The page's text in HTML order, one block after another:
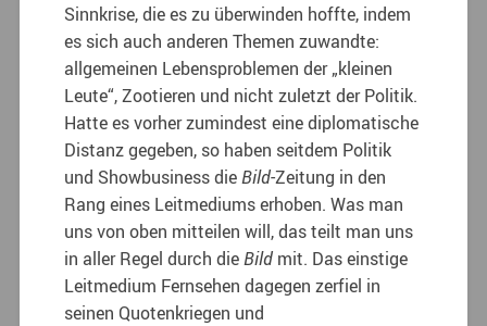
Sinnkrise, die es zu überwinden hoffte, indem
es sich auch anderen Themen zuwandte:
allgemeinen Lebensproblemen der „kleinen
Leute“, Zootieren und nicht zuletzt der Politik.
Hatte es vorher zumindest eine diplomatische
Distanz gegeben, so haben seitdem Politik
und Showbusiness dieBild-Zeitung in den
Rang eines Leitmediums erhoben. Was man
uns von oben mitteilen will, das teilt man uns
in aller Regel durch dieBild mit. Das einstige
Leitmedium Fernsehen dagegen zerfiel in
seinen Quotenkriegen und